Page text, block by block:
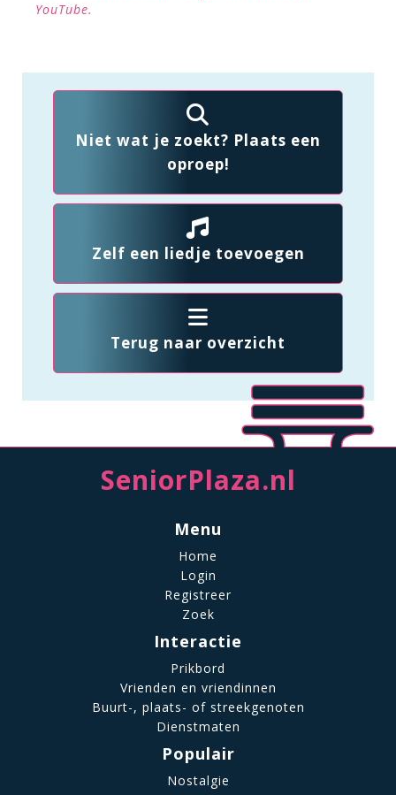
YouTube.
Niet wat je zoekt? Plaats een
oproep!
Zelf een liedje toevoegen
Terug naar overzicht
SeniorPlaza.nl
Menu
Home
Login
Registreer
Zoek
Interactie
Prikbord
Vrienden en vriendinnen
Buurt-, plaats- of streekgenoten
Dienstmaten
Populair
Nostalgie